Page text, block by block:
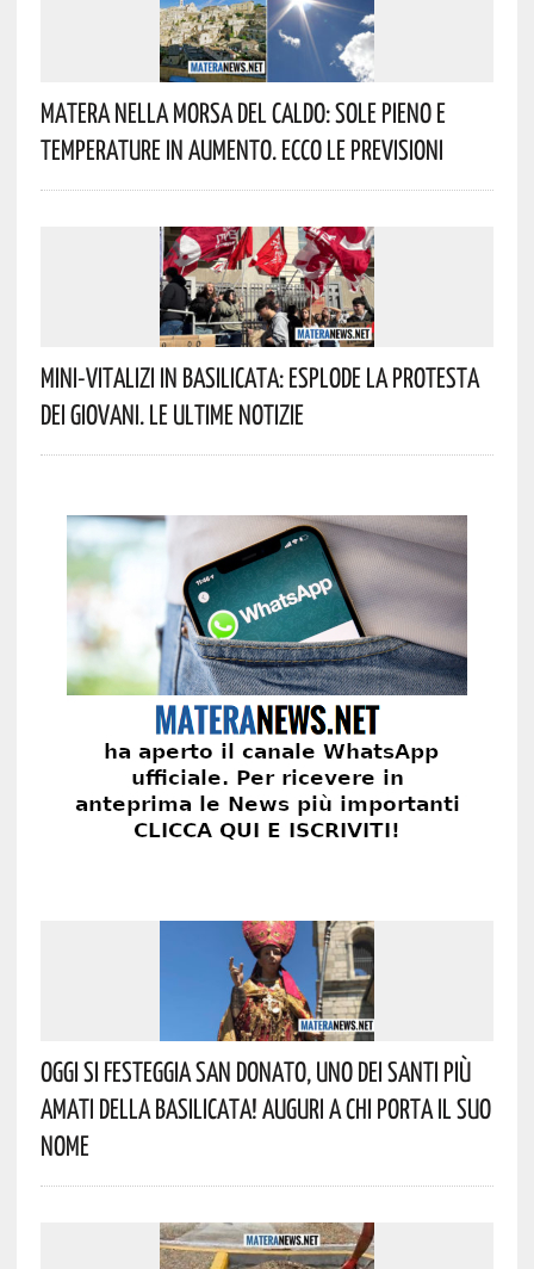
Matera Nella Morsa Del Caldo: Sole Pieno E
Temperature In Aumento. Ecco Le Previsioni
Mini-Vitalizi In Basilicata: Esplode La Protesta
Dei Giovani. Le Ultime Notizie
Oggi Si Festeggia San Donato, Uno Dei Santi Più
Amati Della Basilicata! Auguri A Chi Porta Il Suo
Nome